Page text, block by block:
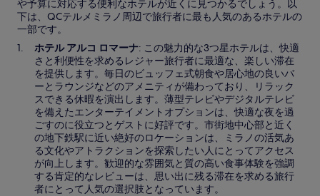
や予算に対応する便利なホテルが近くに見つかるでしょう。以
下は、QCテルメミラノ周辺で旅行者に最も人気のあるホテルの
一部です。
ホテル アルコ ロマーナ: この魅力的な3つ星ホテルは、快適
さと利便性を求めるレジャー旅行者に最適な、楽しい滞在
を提供します。毎日のビュッフェ式朝食や居心地の良いバ
ーとラウンジなどのアメニティが備わっており、リラック
スできる休暇を演出します。薄型テレビやデジタルテレビ
を備えたエンターテイメントオプションは、快適な夜を過
ごすのに役立つとゲストに好評です。市街地中心部と近く
の地下鉄駅に近い絶好のロケーションは、ミラノの活気あ
る文化やアトラクションを探索したい人にとってアクセス
が向上します。歓迎的な雰囲気と質の高い食事体験を強調
する肯定的なレビューは、思い出に残る滞在を求める旅行
者にとって人気の選択肢となっています。